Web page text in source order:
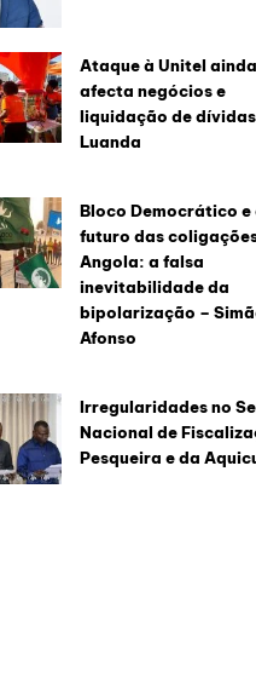
Ataque à Unitel ainda
afecta negócios e
liquidação de dívidas
Luanda
Bloco Democrático e
futuro das
Angola: a falsa
inevitabilidade da
bipolarização –
Afonso
Irregularidades no
Nacional de
Pesqueira e da